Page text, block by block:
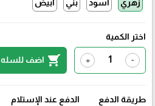
زهري
اسود بني ابيض
اختر الكمية
-
+
shopping_cart اضف للسله
طريقة الدفع
الدفع عند الإستلام